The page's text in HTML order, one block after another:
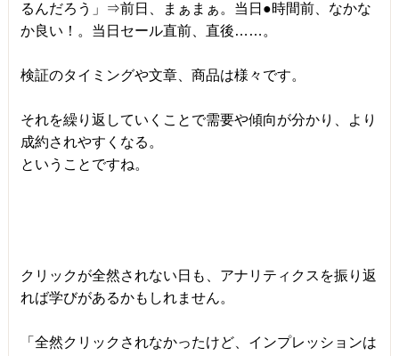
るんだろう」⇒前日、まぁまぁ。当日●時間前、なかな
か良い！。当日セール直前、直後……。
検証のタイミングや文章、商品は様々です。
それを繰り返していくことで需要や傾向が分かり、より
成約されやすくなる。
ということですね。
クリックが全然されない日も、アナリティクスを振り返
れば学びがあるかもしれません。
「全然クリックされなかったけど、インプレッションは